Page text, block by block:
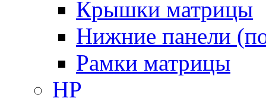
Крышки матрицы
Нижние панели
Рамки матрицы
HP